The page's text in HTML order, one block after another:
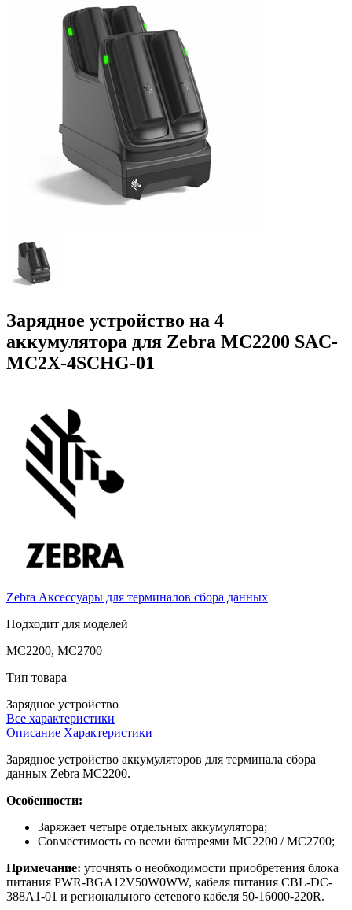
Зарядное устройство на 4
аккумулятора для Zebra MC2200 SAC-
MC2X-4SCHG-01
Zebra Аксессуары для терминалов сбора данных
Подходит для моделей
MC2200, MC2700
Тип товара
Зарядное устройство
Все характеристики
Описание Характеристики
Зарядное устройство аккумуляторов для терминала сбора
данных Zebra MC2200.
Особенности:
Заряжает четыре отдельных аккумулятора;
Совместимость со всеми батареями MC2200 / MC2700;
Примечание: уточнять о необходимости приобретения блока
питания PWR-BGA12V50W0WW, кабеля питания CBL-DC-
388A1-01 и регионального сетевого кабеля 50-16000-220R.